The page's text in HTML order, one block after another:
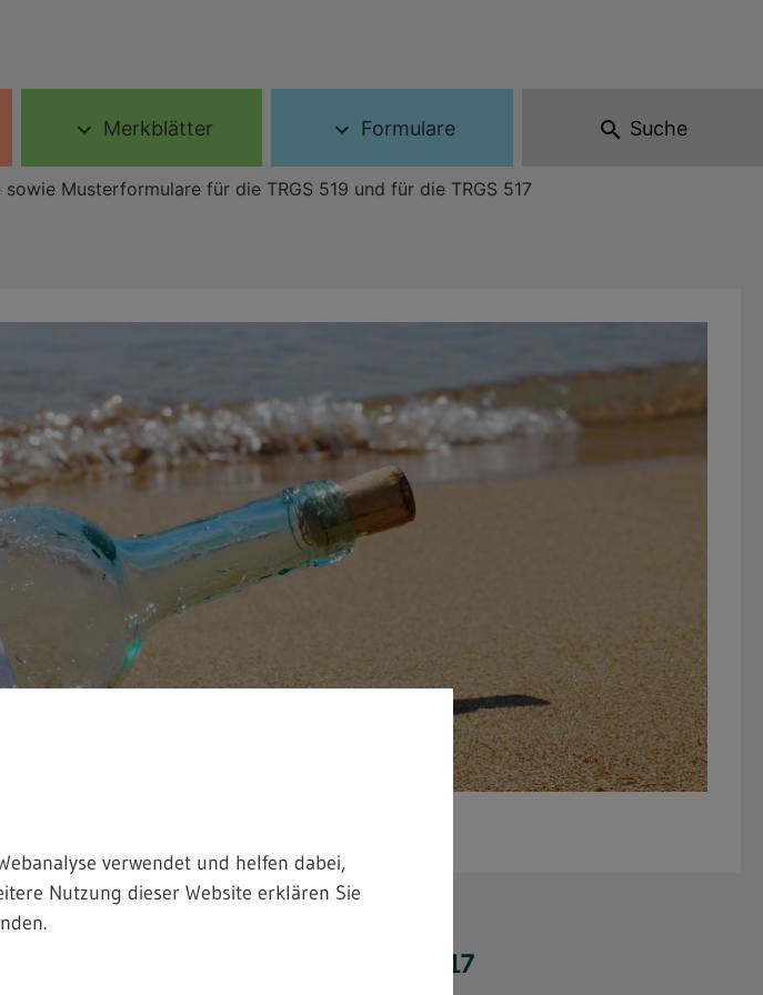
expand_more Merkblätter expand_more Formulare search Suche
Musterformulare für die TRGS 519 und für die TRGS 517
für die TRGS 519 und für die TRGS 517
verwendet und helfen dabei,
Nutzung dieser Website erklären Sie